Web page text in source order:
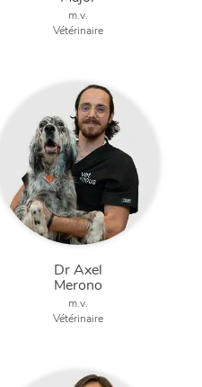
m.v.
Vétérinaire
Dr Axel
Merono
m.v.
Vétérinaire